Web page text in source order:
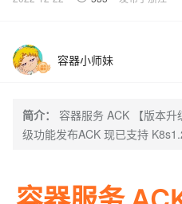
容器小师妹
简介：
容器服务 ACK 【版本
级功能发布ACK 现已支持